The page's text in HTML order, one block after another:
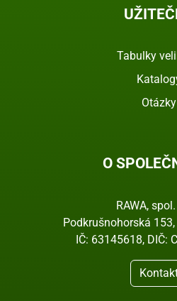
Tabulky
Otázky
O
RAWA,
Podkrušnohorská
IČ: 63145618, DIČ: